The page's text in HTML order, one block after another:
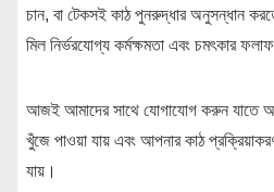
চান, বা টেকসই কাঠ পুনরুদ্ধার অনুসন্ধান
মিল নির্ভরযোগ্য কর্মক্ষমতা এবং চমৎকার
আজই আমাদের সাথে যোগাযোগ করুন যাতে
খুঁজে পাওয়া যায় এবং আপনার কাঠ
যায়।